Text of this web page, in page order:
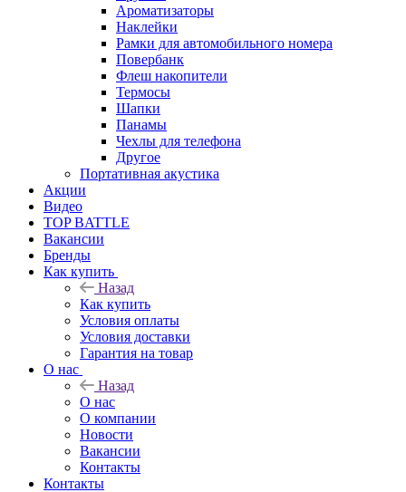
Ароматизаторы
Наклейки
Рамки для автомобильного номера
Повербанк
Флеш накопители
Термосы
Шапки
Панамы
Чехлы для телефона
Другое
Портативная акустика
Акции
Видео
TOP BATTLE
Вакансии
Бренды
Как купить
Назад
Как купить
Условия оплаты
Условия доставки
Гарантия на товар
О нас
Назад
О нас
О компании
Новости
Вакансии
Контакты
Контакты